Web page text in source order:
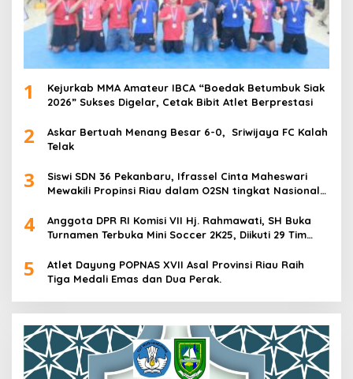
1
Kejurkab MMA Amateur IBCA “Boedak Betumbuk Siak
2026” Sukses Digelar, Cetak Bibit Atlet Berprestasi
2
Askar Bertuah Menang Besar 6-0, Sriwijaya FC Kalah
Telak
3
Siswi SDN 36 Pekanbaru, Ifrassel Cinta Maheswari
Mewakili Propinsi Riau dalam O2SN tingkat Nasional
4
Anggota DPR RI Komisi VII Hj. Rahmawati, SH Buka
Turnamen Terbuka Mini Soccer 2K25, Diikuti 29 Tim
5
Atlet Dayung POPNAS XVII Asal Provinsi Riau Raih
Tiga Medali Emas dan Dua Perak.